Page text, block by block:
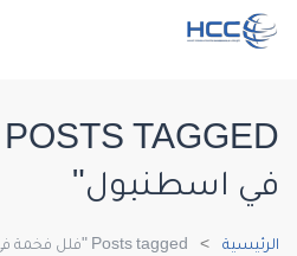
في اسطنبول"
الرئيسية Posts tagged "فلل فخمة في اسطنبول"